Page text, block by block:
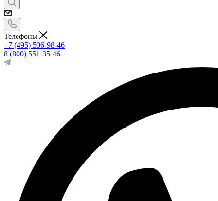
Телефоны
+7 (495) 506-98-46
8 (800) 551-35-46